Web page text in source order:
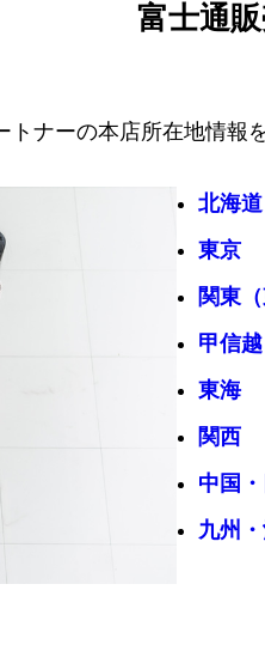
富士通
ナーの本店所在地情報
北海
東京
関東（
甲信
東海
関西
中国
九州